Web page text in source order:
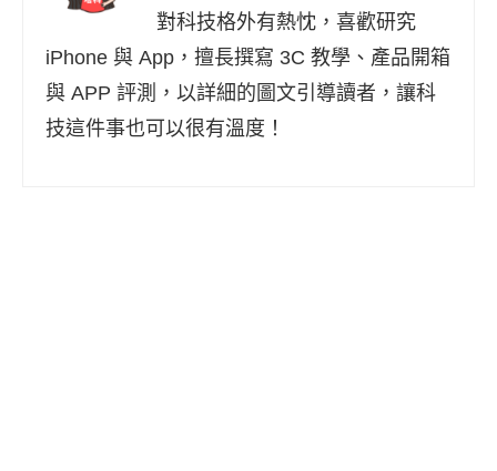
對科技格外有熱忱，喜歡研究
iPhone 與 App，擅長撰寫 3C 教學、產品開箱
與 APP 評測，以詳細的圖文引導讀者，讓科
技這件事也可以很有溫度！